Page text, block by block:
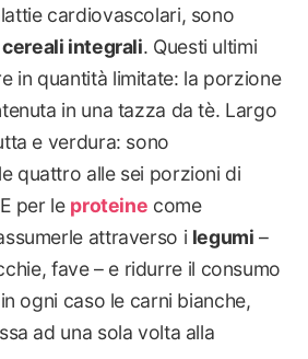
cardiovascolari, sono
cereali integrali. Questi ultimi
in quantità limitate: la porzione
in una tazza da tè. Largo
e verdura: sono
quattro alle sei porzioni di
per le proteine come
attraverso i legumi –
fave – e ridurre il consumo
ogni caso le carni bianche,
ad una sola volta alla